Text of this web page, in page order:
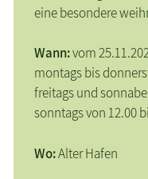
eine besondere
Wann:vom
montags bis
freitags und
sonntags von 12.00
Wo:Alter Hafen